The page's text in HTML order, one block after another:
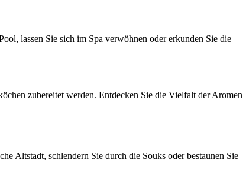
lassen Sie sich im Spa verwöhnen oder erkunden Sie die
zubereitet werden. Entdecken Sie die Vielfalt der Aromen
Altstadt, schlendern Sie durch die Souks oder bestaunen Sie